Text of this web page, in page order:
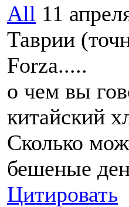
All 11
Таврии
Forza.....
о чем вы
китайский
Сколько
бешеные
Цитировать